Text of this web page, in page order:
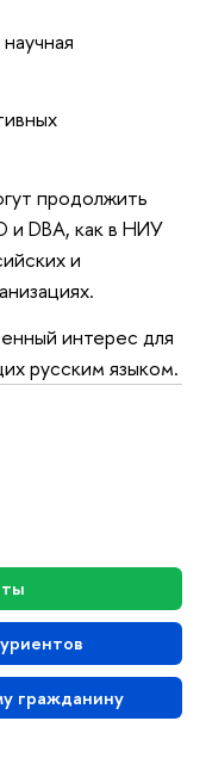
гражданину
продолжить
и DBA, как в НИУ
и
интерес для
русским языком.